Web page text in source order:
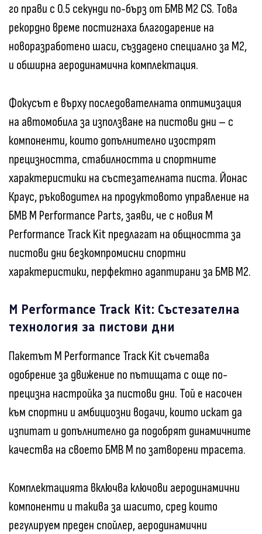
го прави с 0.5 секунди по-бърз от БМВ M2 CS. Това
рекордно време постигнаха благодарение на
новоразработено шаси, създадено специално за M2,
и обширна аеродинамична комплектация.
Фокусът е върху последователната оптимизация
на автомобила за използване на пистови дни – с
компоненти, които допълнително изострят
прецизността, стабилността и спортните
характеристики на състезателната писта. Йонас
Краус, ръководител на продуктовото управление на
БМВ M Performance Parts, заяви, че с новия M
Performance Track Kit предлагат на общността за
пистови дни безкомпромисни спортни
характеристики, перфектно адаптирани за БМВ M2.
M Performance Track Kit: Състезателна
технология за пистови дни
Пакетът M Performance Track Kit съчетава
одобрение за движение по пътищата с още по-
прецизна настройка за пистови дни. Той е насочен
към спортни и амбициозни водачи, които искат да
изпитат и допълнително да подобрят динамичните
качества на своето БМВ M по затворени трасета.
Комплектацията включва ключови аеродинамични
компоненти и такива за шасито, сред които
регулируем преден спойлер, аеродинамични